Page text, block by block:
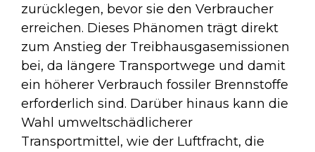
zurücklegen, bevor sie den Verbraucher
erreichen. Dieses Phänomen trägt direkt
zum Anstieg der Treibhausgasemissionen
bei, da längere Transportwege und damit
ein höherer Verbrauch fossiler Brennstoffe
erforderlich sind. Darüber hinaus kann die
Wahl umweltschädlicherer
Transportmittel, wie der Luftfracht, die